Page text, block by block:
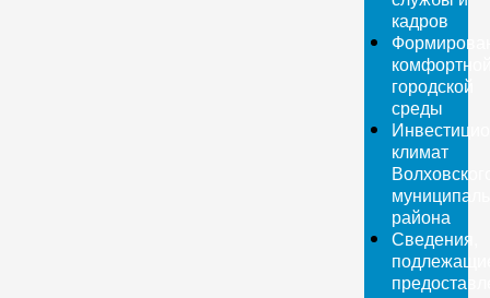
кадров
городской
среды
климат
района
Сведения,